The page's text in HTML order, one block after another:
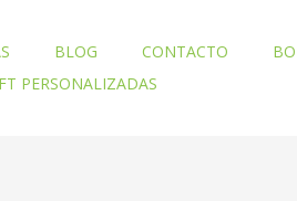
BLOG CONTACTO
PERSONALIZADAS